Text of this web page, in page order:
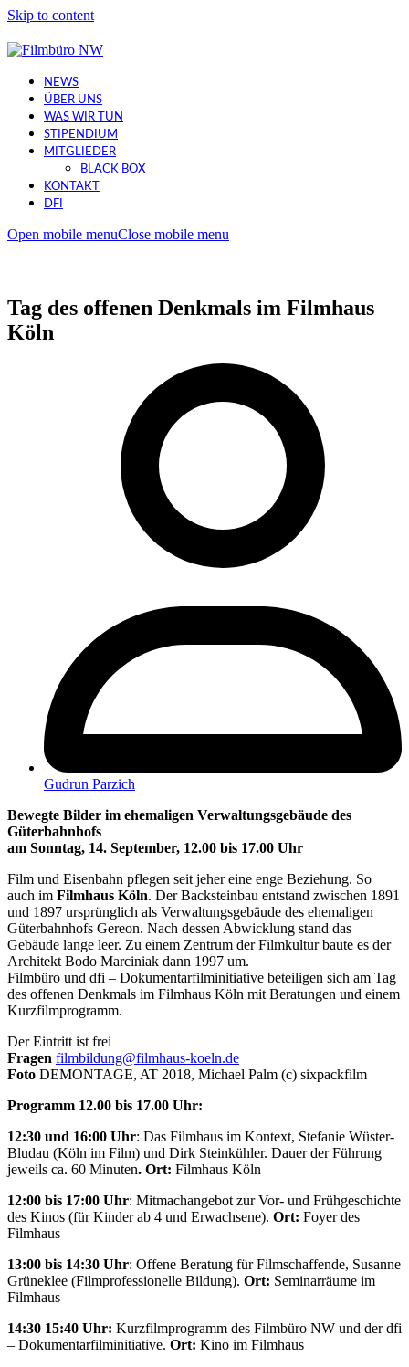
Skip to content
NEWS
ÜBER UNS
WAS WIR TUN
STIPENDIUM
MITGLIEDER
BLACK BOX
KONTAKT
DFI
Open mobile menuClose mobile menu
Tag des offenen Denkmals im Filmhaus
Köln
Gudrun Parzich
Bewegte Bilder im ehemaligen Verwaltungsgebäude des
Güterbahnhofs
am Sonntag, 14. September, 12.00 bis 17.00 Uhr
Film und Eisenbahn pflegen seit jeher eine enge Beziehung. So
auch im Filmhaus Köln. Der Backsteinbau entstand zwischen 1891
und 1897 ursprünglich als Verwaltungsgebäude des ehemaligen
Güterbahnhofs Gereon. Nach dessen Abwicklung stand das
Gebäude lange leer. Zu einem Zentrum der Filmkultur baute es der
Architekt Bodo Marciniak dann 1997 um.
Filmbüro und dfi – Dokumentarfilminitiative beteiligen sich am Tag
des offenen Denkmals im Filmhaus Köln mit Beratungen und einem
Kurzfilmprogramm.
Der Eintritt ist frei
Fragen filmbildung@filmhaus-koeln.de
Foto DEMONTAGE, AT 2018, Michael Palm (c) sixpackfilm
Programm 12.00 bis 17.00 Uhr:
12:30 und 16:00 Uhr: Das Filmhaus im Kontext, Stefanie Wüster-
Bludau (Köln im Film) und Dirk Steinkühler. Dauer der Führung
jeweils ca. 60 Minuten. Ort: Filmhaus Köln
12:00 bis 17:00 Uhr: Mitmachangebot zur Vor- und Frühgeschichte
des Kinos (für Kinder ab 4 und Erwachsene). Ort: Foyer des
Filmhaus
13:00 bis 14:30 Uhr: Offene Beratung für Filmschaffende, Susanne
Grüneklee (Filmprofessionelle Bildung). Ort: Seminarräume im
Filmhaus
14:30 15:40 Uhr: Kurzfilmprogramm des Filmbüro NW und der dfi
– Dokumentarfilminitiative. Ort: Kino im Filmhaus